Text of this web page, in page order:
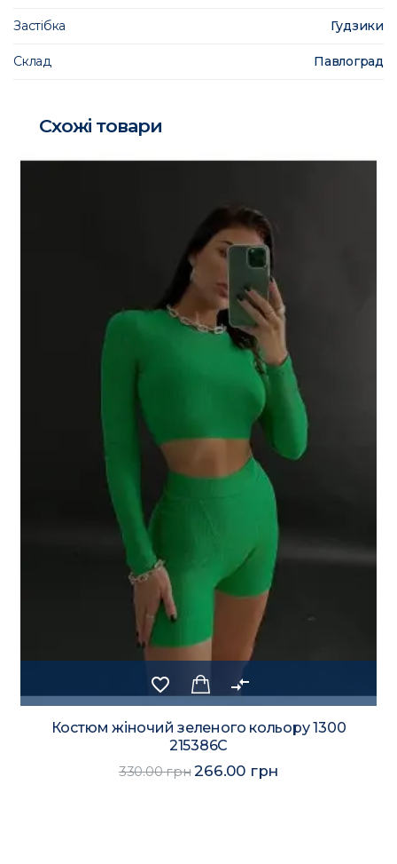
Застібка Гудзики
Склад Павлоград
Схожі товари
favorite_border compare_arrows
Костюм жіночий зеленого кольору 1300
215386C
330.00 грн266.00 грн